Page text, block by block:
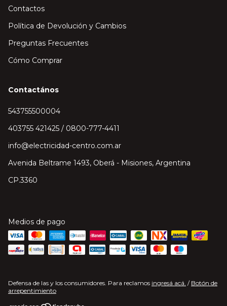
Contactos
Política de Devolución y Cambios
Preguntas Frecuentes
Cómo Comprar
Contactános
543755500004
403755 421425 / 0800-777-4411
info@electricidad-centro.com.ar
Avenida Beltrame 1493, Oberá - Misiones, Argentina
CP.3360
Medios de pago
Defensa de las y los consumidores. Para reclamos ingresá acá. / Botón de
arrepentimiento